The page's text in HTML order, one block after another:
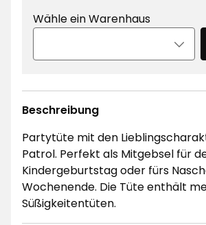
Wähle ein Warenhaus
Beschreibung
Partytüte mit den
Patrol. Perfekt als Mitgebsel für
Kindergeburtstag oder fürs
Wochenende. Die Tüte enthält
Süßigkeitentüten.